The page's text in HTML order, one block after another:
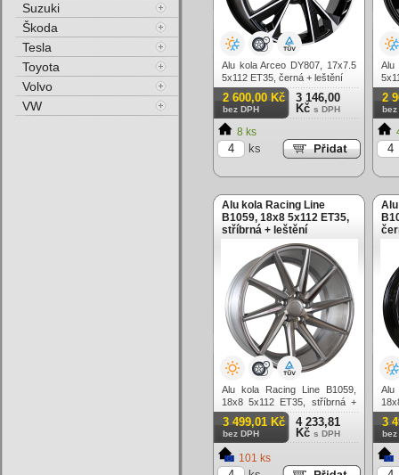
Alu kola Arceo DY807, 17x7.5
5x112 ET35, černá + leštění
2 600,00 Kč
bez DPH
3 146,00
Kč s DPH
8 ks
ks
Alu
2
bez
Alu kola Racing Line
B1059, 18x8 5x112 ET35,
stříbrná + leštění
Alu kola Racing Line B1059,
18x8 5x112 ET35, stříbrná +
leštění
3 499,01 Kč
bez DPH
4 233,81
Kč s DPH
101 ks
Alu
3
bez
Suzuki
Škoda
Tesla
Toyota
Volvo
VW